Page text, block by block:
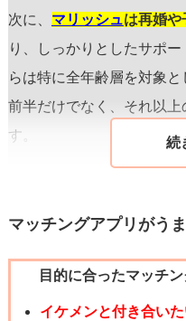
次に、 マリッシュは再婚や
り、しっかりとしたサポ
らは特に全年齢層を対象
前半だけでなく、それ以
す。
り、真剣な出会いを重視す
可能です。
マッチングアプリがう
目的に合ったマッチ
イケメンと付き合い